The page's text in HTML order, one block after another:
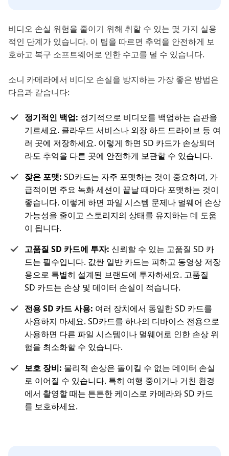
비디오 손실 위험을 줄이기 위해 취할 수 있는 몇 가지 실용
적인 단계가 있습니다. 이 팁을 따르면 추억을 안전하게 보
호하고 복구 소프트웨어로 인한 수고를 덜 수 있습니다.
소니 카메라에서 비디오 손실을 방지하는 가장 좋은 방법은
다음과 같습니다:
정기적인 백업: 정기적으로 비디오를 백업하는 습관을
기르세요. 클라우드 서비스나 외장 하드 드라이브 등 여
러 곳에 저장하세요. 이렇게 하면 SD 카드가 손상되더
라도 추억을 다른 곳에 안전하게 보관할 수 있습니다.
잦은 포맷: SD카드는 자주 포맷하는 것이 중요하며, 가
급적이면 주요 녹화 세션이 끝날 때마다 포맷하는 것이
좋습니다. 이렇게 하면 파일 시스템 문제나 멀웨어 손상
가능성을 줄이고 스토리지의 상태를 유지하는 데 도움
이 됩니다.
고품질 SD 카드에 투자: 신뢰할 수 있는 고품질 SD 카
드는 필수입니다. 값싼 일반 카드는 피하고 동영상 저장
용으로 특별히 설계된 브랜드에 투자하세요. 고품질
SD 카드는 손상 및 데이터 손실이 적습니다.
전용 SD 카드 사용: 여러 장치에서 동일한 SD 카드를
사용하지 마세요. SD카드를 하나의 디바이스 전용으로
사용하면 다른 파일 시스템이나 멀웨어로 인한 손상 위
험을 최소화할 수 있습니다.
보호 장비: 물리적 손상은 돌이킬 수 없는 데이터 손실
로 이어질 수 있습니다. 특히 여행 중이거나 거친 환경
에서 촬영할 때는 튼튼한 케이스로 카메라와 SD 카드
를 보호하세요.